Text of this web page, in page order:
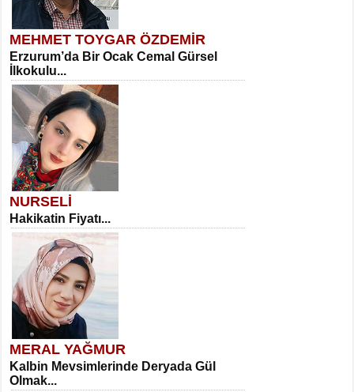
MEHMET TOYGAR ÖZDEMİR
Erzurum’da Bir Ocak Cemal Gürsel
İlkokulu...
NURSELİ
Hakikatin Fiyatı...
MERAL YAĞMUR
Kalbin Mevsimlerinde Deryada Gül
Olmak...